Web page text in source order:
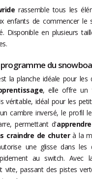
rassemble tous les
enfants de commencer le
Disponible en plusieurs
du
la planche idéale pour les
, elle offre un
véritable, idéal pour les
cambre inversé, le profil
permettant d'
craindre de chuterà la
une glisse dans les
au switch. Avec
vite, passant des pistes